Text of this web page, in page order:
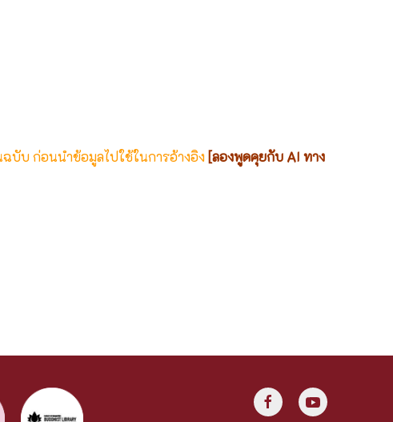
บับ ก่อนนำข้อมูลไปใช้ในการอ้างอิง [ลองพูดคุยกับ AI ทาง